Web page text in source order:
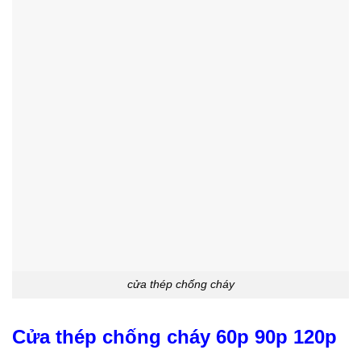
cửa thép chống cháy
Cửa thép chống cháy 60p 90p 120p